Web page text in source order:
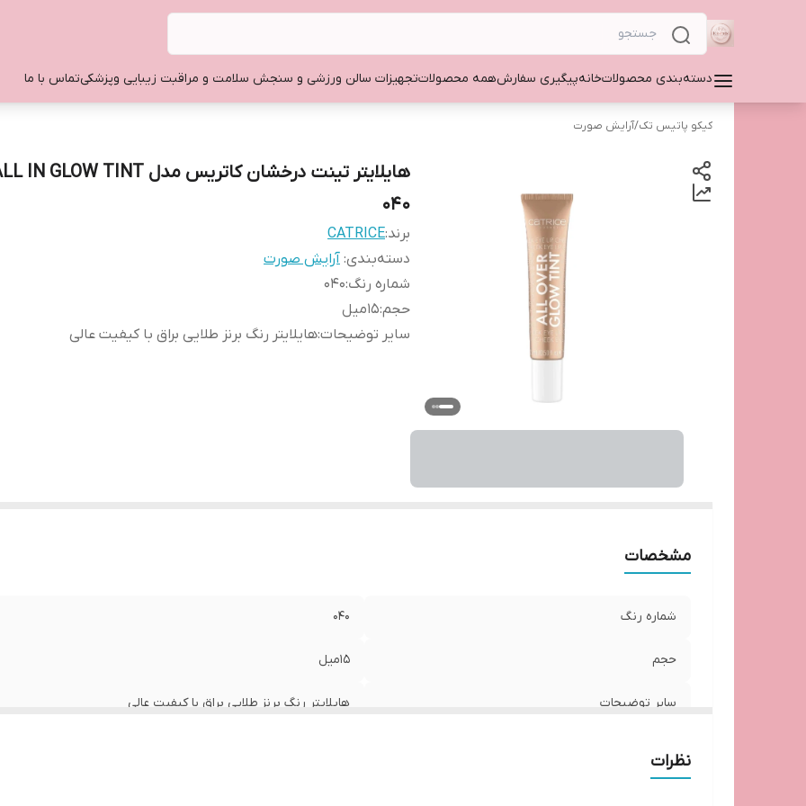
دسته‌بندی محصولاتخانهپیگیری سفارشهمه محصولاتتجهیزات سالن ورزشی و سنجش سلامت و مراقبت زیبایی وپزشکیتماس با ما
کیکو پاتیس تک/آرایش صورت
040
برند:CATRICE
دسته‌بندی: آرایش صورت
شماره رنگ:
040
حجم:15میل
سایر توضیحات:هایلایتر رنگ برنز طلایی براق با کیفیت عالی
مشخصات
شماره رنگ 040
حجم 15میل
سایر توضیحات هایلایتر رنگ برنز طلایی براق با کیفیت عالی
نظرات